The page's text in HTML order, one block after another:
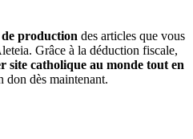
production des articles que vous
Grâce à la déduction fiscale,
site catholique au monde tout en
don dès maintenant.